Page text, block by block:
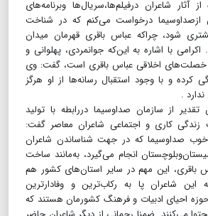
آثار شاعران درفیلم‌ها،سریال‌ها وبرنامه‌های
ازصداوسیما درخواست می‌کنم که در شناخت
شود، چراکه عباس باقری قهرمان میدان
با اشاره به این‌که جوانمردی، پهلوانی و
خصلت‌های اخلاقی عباس باقری است، گفت‌: وی
کرده و با وجود استقبال رسانه‌ها از او هرگز
.
از سازمان صداوسیما دررابطه با تولید
زندگی کاری و اجتماعی شاعران معاصر گفت‌:
خوب صداوسیما که در جهت شناساندن شاعران
انجام می‌گیرد، به‌مانند ساخت
باقری، این مهم در سایر استان‌های کشور هم
این شاعران پا به رکاب‌ترین و وفادارترین
احیای ادبیات و فرهنگ کشورمان هستند که